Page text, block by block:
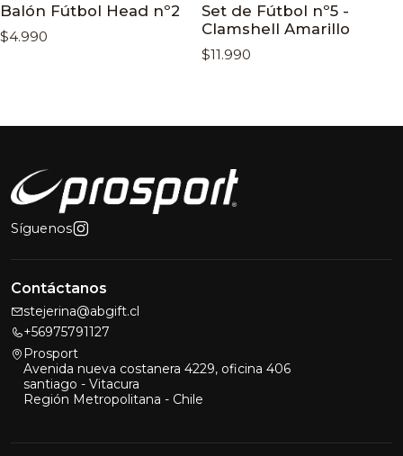
Balón Fútbol Head nº2
$4.990
Set de Fútbol nº5 -
Clamshell Amarillo
$11.990
Síguenos
Contáctanos
stejerina@abgift.cl
+56975791127
Prosport
Avenida nueva costanera 4229, oficina 406
santiago - Vitacura
Región Metropolitana - Chile